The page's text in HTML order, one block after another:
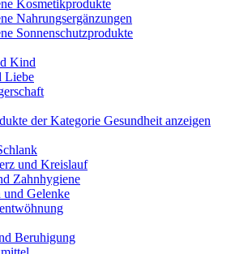
Kosmetikprodukte
Nahrungsergänzungen
Sonnenschutzprodukte
Kind
Liebe
der Kategorie Gesundheit anzeigen
und Kreislauf
Zahnhygiene
und Gelenke
Beruhigung